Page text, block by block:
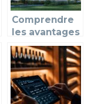
Comprendre
les avantages
d’un kit
solaire 2000w
avec batterie
pour
l’autoconsom